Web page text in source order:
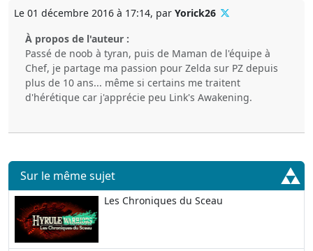
Le 01 décembre 2016 à 17:14, par Yorick26
À propos de l'auteur :
Passé de noob à tyran, puis de Maman de l'équipe à
Chef, je partage ma passion pour Zelda sur PZ depuis
plus de 10 ans... même si certains me traitent
d'hérétique car j'apprécie peu Link's Awakening.
Sur le même sujet
Les Chroniques du Sceau